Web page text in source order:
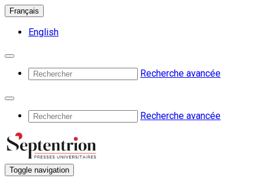
Français
English
Recherche avancée
Recherche avancée
Toggle navigation